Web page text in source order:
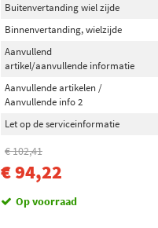
Buitenvertanding wiel zijde
Binnenvertanding, wielzijde
Aanvullend
artikel/aanvullende informatie
Aanvullende artikelen /
Aanvullende info 2
Let op de serviceinformatie
€ 102,41
€ 94,22
Op voorraad